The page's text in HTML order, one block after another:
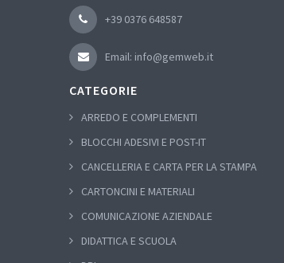
+39 0376 648587
Email: info@gemweb.it
CATEGORIE
ARREDO E COMPLEMENTI
BLOCCHI ADESIVI E POST-IT
CANCELLERIA E CARTA PER LA STAMPA
CARTONCINI E MATERIALI
COMUNICAZIONE AZIENDALE
DIDATTICA E SCUOLA